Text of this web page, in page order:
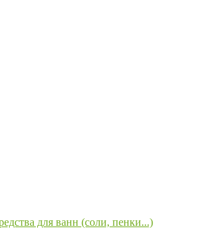
для ванн (соли, пенки...)